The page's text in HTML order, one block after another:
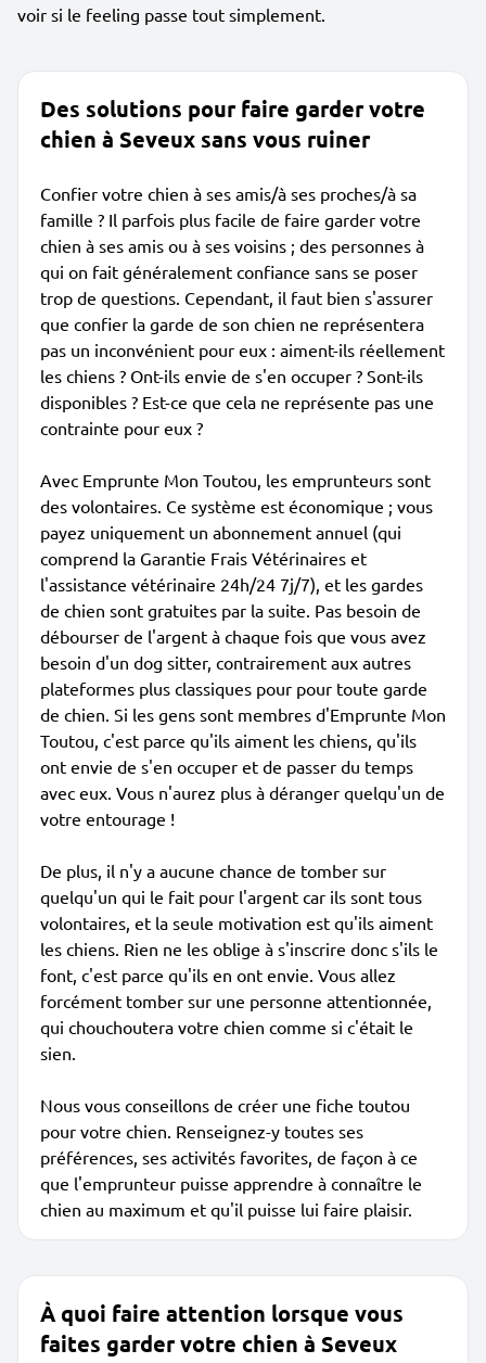
voir si le feeling passe tout simplement.
Des solutions pour faire garder votre
chien à Seveux sans vous ruiner
Confier votre chien à ses amis/à ses proches/à sa
famille ? Il parfois plus facile de faire garder votre
chien à ses amis ou à ses voisins ; des personnes à
qui on fait généralement confiance sans se poser
trop de questions. Cependant, il faut bien s'assurer
que confier la garde de son chien ne représentera
pas un inconvénient pour eux : aiment-ils réellement
les chiens ? Ont-ils envie de s'en occuper ? Sont-ils
disponibles ? Est-ce que cela ne représente pas une
contrainte pour eux ?
Avec Emprunte Mon Toutou, les emprunteurs sont
des volontaires. Ce système est économique ; vous
payez uniquement un abonnement annuel (qui
comprend la Garantie Frais Vétérinaires et
l'assistance vétérinaire 24h/24 7j/7), et les gardes
de chien sont gratuites par la suite. Pas besoin de
débourser de l'argent à chaque fois que vous avez
besoin d'un dog sitter, contrairement aux autres
plateformes plus classiques pour pour toute garde
de chien. Si les gens sont membres d'Emprunte Mon
Toutou, c'est parce qu'ils aiment les chiens, qu'ils
ont envie de s'en occuper et de passer du temps
avec eux. Vous n'aurez plus à déranger quelqu'un de
votre entourage !
De plus, il n'y a aucune chance de tomber sur
quelqu'un qui le fait pour l'argent car ils sont tous
volontaires, et la seule motivation est qu'ils aiment
les chiens. Rien ne les oblige à s'inscrire donc s'ils le
font, c'est parce qu'ils en ont envie. Vous allez
forcément tomber sur une personne attentionnée,
qui chouchoutera votre chien comme si c'était le
sien.
Nous vous conseillons de créer une fiche toutou
pour votre chien. Renseignez-y toutes ses
préférences, ses activités favorites, de façon à ce
que l'emprunteur puisse apprendre à connaître le
chien au maximum et qu'il puisse lui faire plaisir.
À quoi faire attention lorsque vous
faites garder votre chien à Seveux